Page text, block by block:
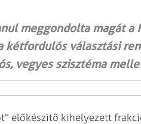
meggondolta magát a
kétfordulós választási
vegyes szisztéma
előkészítő kihelyezett